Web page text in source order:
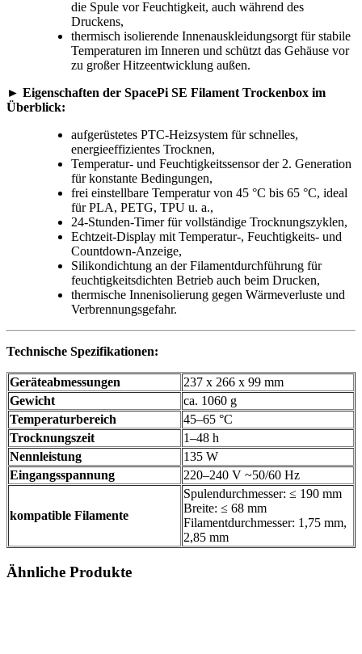
die Spule vor Feuchtigkeit, auch während des
Druckens,
thermisch isolierende Innenauskleidungsorgt für stabile
Temperaturen im Inneren und schützt das Gehäuse vor
zu großer Hitzeentwicklung außen.
► Eigenschaften der SpacePi SE Filament Trockenbox im
Überblick:
aufgerüstetes PTC-Heizsystem für schnelles,
energieeffizientes Trocknen,
Temperatur- und Feuchtigkeitssensor der 2. Generation
für konstante Bedingungen,
frei einstellbare Temperatur von 45 °C bis 65 °C, ideal
für PLA, PETG, TPU u. a.,
24-Stunden-Timer für vollständige Trocknungszyklen,
Echtzeit-Display mit Temperatur-, Feuchtigkeits- und
Countdown-Anzeige,
Silikondichtung an der Filamentdurchführung für
feuchtigkeitsdichten Betrieb auch beim Drucken,
thermische Innenisolierung gegen Wärmeverluste und
Verbrennungsgefahr.
Technische Spezifikationen:
Geräteabmessungen
237 x 266 x 99 mm
Gewicht
ca. 1060 g
Temperaturbereich
45–65 °C
Trocknungszeit
1–48 h
Nennleistung
135 W
Eingangsspannung
220–240 V ~50/60 Hz
kompatible Filamente
Spulendurchmesser: ≤ 190 mm
Breite: ≤ 68 mm
Filamentdurchmesser: 1,75 mm,
2,85 mm
Ähnliche Produkte